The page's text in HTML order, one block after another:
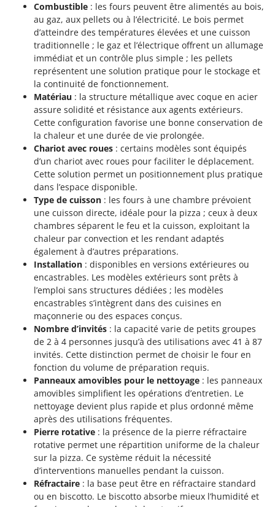
Combustible : les fours peuvent être alimentés au bois,
au gaz, aux pellets ou à l’électricité. Le bois permet
d’atteindre des températures élevées et une cuisson
traditionnelle ; le gaz et l’électrique offrent un allumage
immédiat et un contrôle plus simple ; les pellets
représentent une solution pratique pour le stockage et
la continuité de fonctionnement.
Matériau : la structure métallique avec coque en acier
assure solidité et résistance aux agents extérieurs.
Cette configuration favorise une bonne conservation de
la chaleur et une durée de vie prolongée.
Chariot avec roues : certains modèles sont équipés
d’un chariot avec roues pour faciliter le déplacement.
Cette solution permet un positionnement plus pratique
dans l’espace disponible.
Type de cuisson : les fours à une chambre prévoient
une cuisson directe, idéale pour la pizza ; ceux à deux
chambres séparent le feu et la cuisson, exploitant la
chaleur par convection et les rendant adaptés
également à d’autres préparations.
Installation : disponibles en versions extérieures ou
encastrables. Les modèles extérieurs sont prêts à
l’emploi sans structures dédiées ; les modèles
encastrables s’intègrent dans des cuisines en
maçonnerie ou des espaces conçus.
Nombre d’invités : la capacité varie de petits groupes
de 2 à 4 personnes jusqu’à des utilisations avec 41 à 87
invités. Cette distinction permet de choisir le four en
fonction du volume de préparation requis.
Panneaux amovibles pour le nettoyage : les panneaux
amovibles simplifient les opérations d’entretien. Le
nettoyage devient plus rapide et plus ordonné même
après des utilisations fréquentes.
Pierre rotative : la présence de la pierre réfractaire
rotative permet une répartition uniforme de la chaleur
sur la pizza. Ce système réduit la nécessité
d’interventions manuelles pendant la cuisson.
Réfractaire : la base peut être en réfractaire standard
ou en biscotto. Le biscotto absorbe mieux l’humidité et